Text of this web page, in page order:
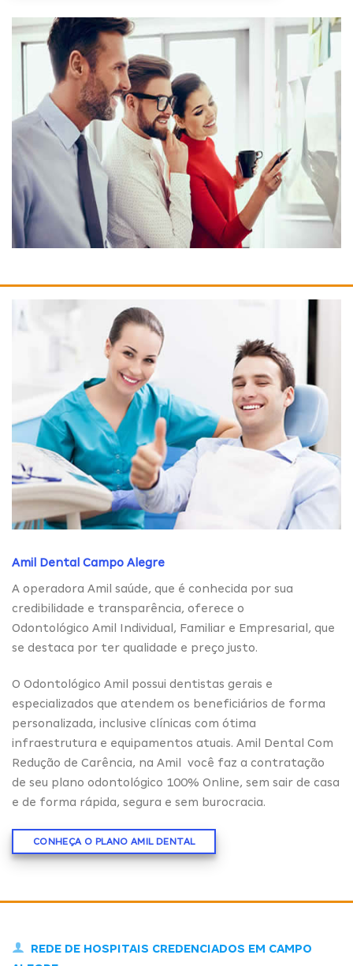
Amil Dental Campo Alegre
A operadora Amil saúde, que é conhecida por sua
credibilidade e transparência, oferece o
Odontológico Amil Individual, Familiar e Empresarial, que
se destaca por ter qualidade e preço justo.
O Odontológico Amil possui dentistas gerais e
especializados que atendem os beneficiários de forma
personalizada, inclusive clínicas com ótima
infraestrutura e equipamentos atuais. Amil Dental Com
Redução de Carência, na Amil você faz a contratação
de seu plano odontológico 100% Online, sem sair de casa
e de forma rápida, segura e sem burocracia.
CONHEÇA O PLANO AMIL DENTAL
REDE DE HOSPITAIS CREDENCIADOS EM CAMPO